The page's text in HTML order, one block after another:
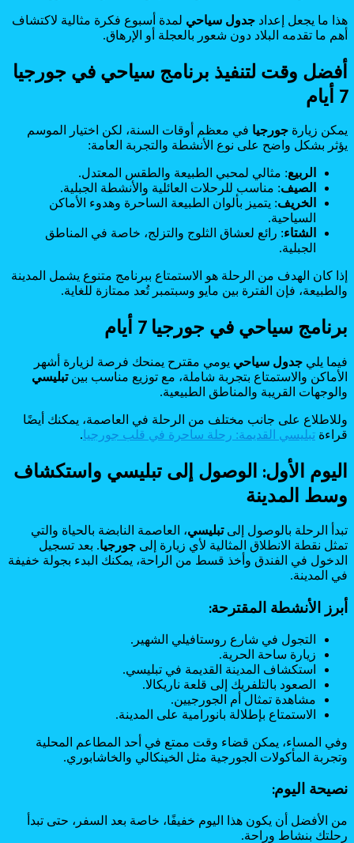
هذا ما يجعل إعداد جدول سياحي لمدة أسبوع فكرة مثالية لاكتشاف
أهم ما تقدمه البلاد دون شعور بالعجلة أو الإرهاق.
أفضل وقت لتنفيذ برنامج سياحي في جورجيا
7 أيام
يمكن زيارة جورجيا في معظم أوقات السنة، لكن اختيار الموسم
يؤثر بشكل واضح على نوع الأنشطة والتجربة العامة:
الربيع: مثالي لمحبي الطبيعة والطقس المعتدل.
الصيف: مناسب للرحلات العائلية والأنشطة الجبلية.
الخريف: يتميز بألوان الطبيعة الساحرة وهدوء الأماكن
السياحية.
الشتاء: رائع لعشاق الثلوج والتزلج، خاصة في المناطق
الجبلية.
إذا كان الهدف من الرحلة هو الاستمتاع ببرنامج متنوع يشمل المدينة
والطبيعة، فإن الفترة بين مايو وسبتمبر تُعد ممتازة للغاية.
برنامج سياحي في جورجيا 7 أيام
فيما يلي جدول سياحي يومي مقترح يمنحك فرصة لزيارة أشهر
الأماكن والاستمتاع بتجربة شاملة، مع توزيع مناسب بينتبليسي
والوجهات القريبة والمناطق الطبيعية.
وللاطلاع على جانب مختلف من الرحلة في العاصمة، يمكنك أيضًا
قراءة تبليسي القديمة: رحلة ساحرة في قلب جورجيا .
اليوم الأول: الوصول إلى تبليسي واستكشاف
وسط المدينة
تبدأ الرحلة بالوصول إلىتبليسي، العاصمة النابضة بالحياة والتي
تمثل نقطة الانطلاق المثالية لأي زيارة إلى جورجيا. بعد تسجيل
الدخول في الفندق وأخذ قسط من الراحة، يمكنك البدء بجولة خفيفة
في المدينة.
أبرز الأنشطة المقترحة:
التجول في شارع روستافيلي الشهير.
زيارة ساحة الحرية.
استكشاف المدينة القديمة في تبليسي.
الصعود بالتلفريك إلى قلعة ناريكالا.
مشاهدة تمثال أم الجورجيين.
الاستمتاع بإطلالة بانورامية على المدينة.
وفي المساء، يمكن قضاء وقت ممتع في أحد المطاعم المحلية
وتجربة المأكولات الجورجية مثل الخينكالي والخاشابوري.
نصيحة اليوم:
من الأفضل أن يكون هذا اليوم خفيفًا، خاصة بعد السفر، حتى تبدأ
رحلتك بنشاط وراحة.